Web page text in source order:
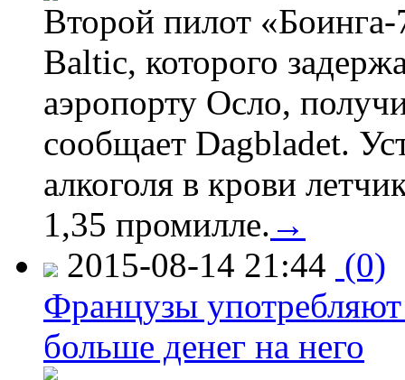
Второй пилот
Baltic, которого
аэропорту Осло,
сообщает Dagbladet.
алкоголя в крови
1,35 промилле. →
2015-08-14 21:44 (0)
Французы
больше денег на него